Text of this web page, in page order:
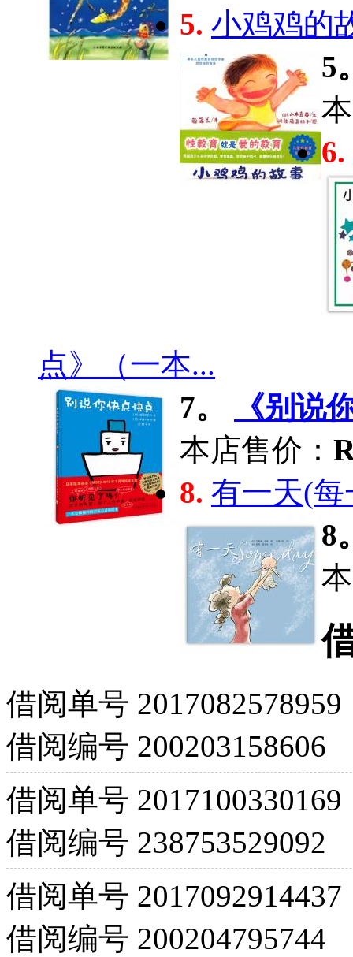
5. 小鸡鸡的
5
6.
点》（一本...
7。
《别说
本店售价：
8. 有一天(每
8
借阅单号 2017082578959
借阅编号 200203158606
借阅单号 2017100330169
借阅编号 238753529092
借阅单号 2017092914437
借阅编号 200204795744